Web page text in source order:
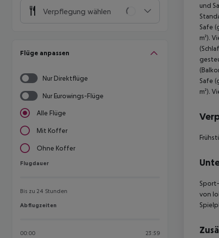
Verpflegung wählen
Flüge anpassen
Nur Direktflüge
Nur Eurowings-Flüge
Alle Flüge
Mit Koffer
Ohne Koffer
Flugdauer
Flugdauer
Bis zu 24 Stunden
Abflugzeiten
Abflugzeiten
00:00 23:59
und
Safe
m²).
Safe
m²).
von